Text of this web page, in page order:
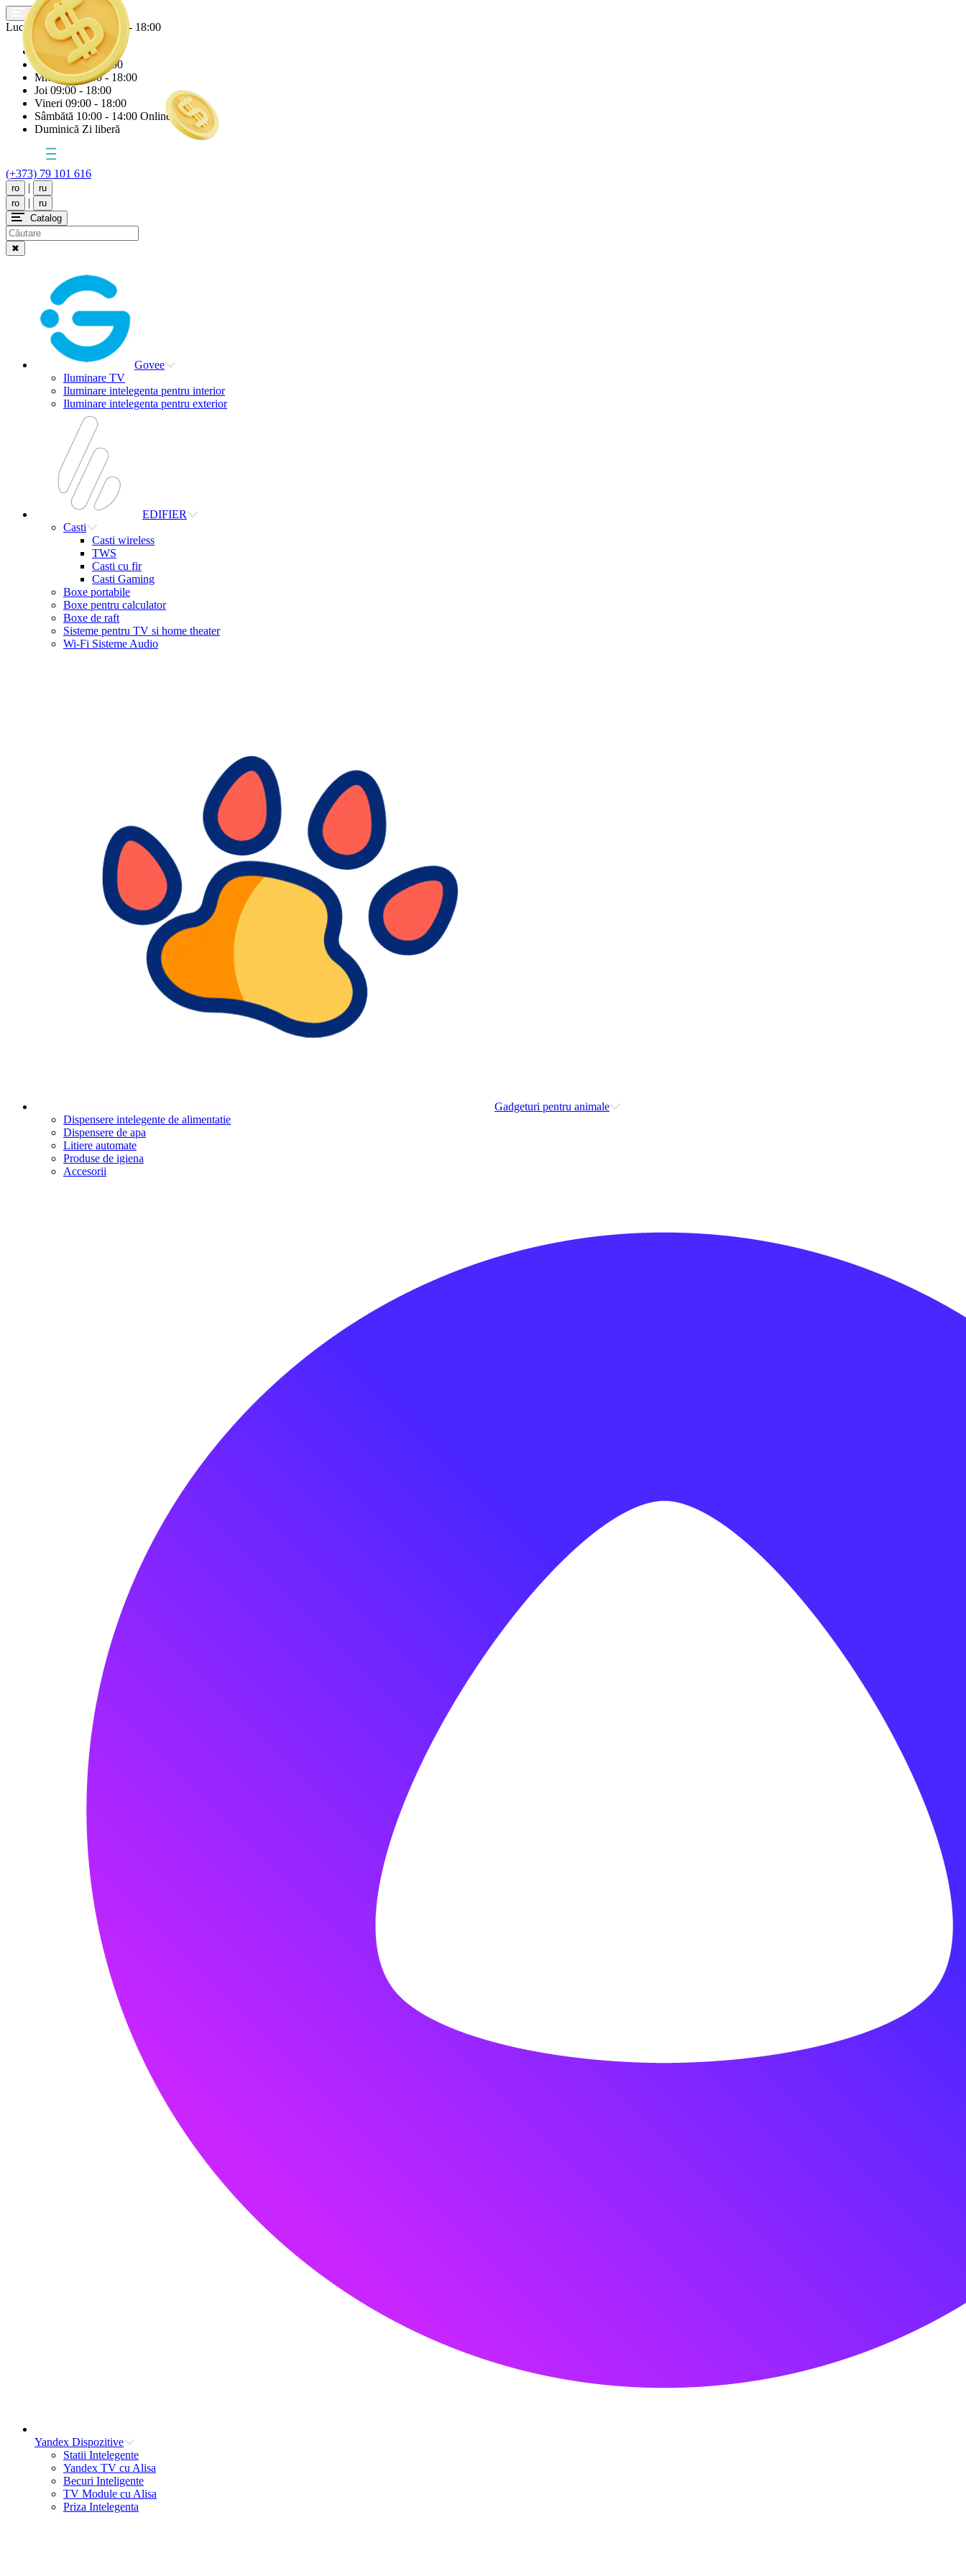
Lucrăm astăziVineri 09:00 - 18:00
Luni
09:00 - 18:00
Marți
09:00 - 18:00
Miercuri09:00 - 18:00
Joi 09:00 - 18:00
Vineri 09:00 - 18:00
Sâmbătă 10:00 - 14:00 Online
Duminică Zi liberă
(+373) 79 101 616
ro |
ru
ro
|
ru
Catalog
✖
Govee
Iluminare TV
Iluminare intelegenta pentru interior
Iluminare intelegenta pentru exterior
EDIFIER
Casti
Casti wireless
TWS
Casti cu fir
Casti Gaming
Boxe portabile
Boxe pentru calculator
Boxe de raft
Sisteme pentru TV si home theater
Wi-Fi Sisteme Audio
Gadgeturi pentru animale
Dispensere intelegente de alimentatie
Dispensere de apa
Litiere automate
Produse de igiena
Accesorii
Yandex Dispozitive
Statii Intelegente
Yandex TV cu Alisa
Becuri Inteligente
TV Module cu Alisa
Priza Intelegenta